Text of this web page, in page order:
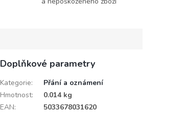
Doplňkové parametry
Kategorie:
Přání a oznámení
Hmotnost:
0.014 kg
EAN: 5033678031620